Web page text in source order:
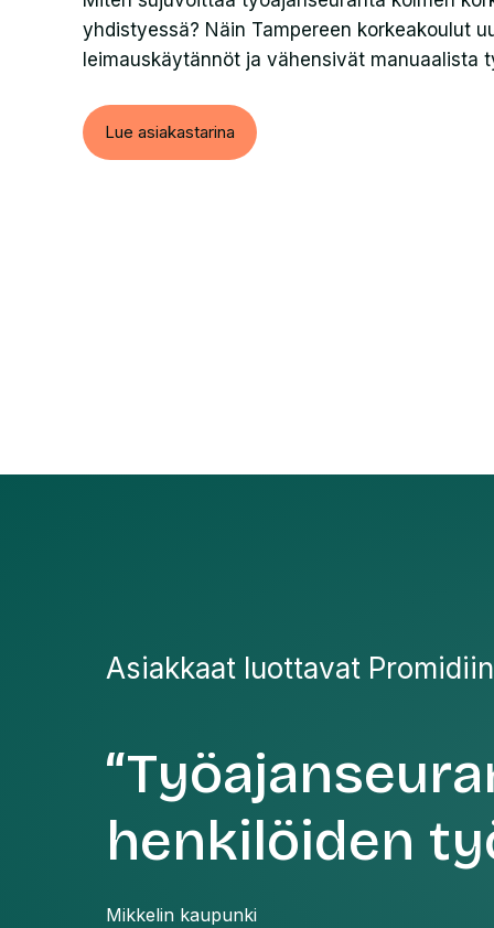
yhdistyessä? Näin Tampereen korkeakoulut
leimauskäytännöt ja vähensivät manuaalista
Lue asiakastarina
Asiakkaat luottavat Promidiin
henkilöiden
Mikkelin kaupunki